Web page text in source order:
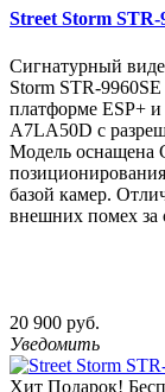
Street Storm STR-
Сигнатурный
Storm STR-
платформе ESP+
A7LA50D c
Модель оснащена
базой камер.
внешних помех за
20 900 руб.
Уведомить
Хит Подарок!